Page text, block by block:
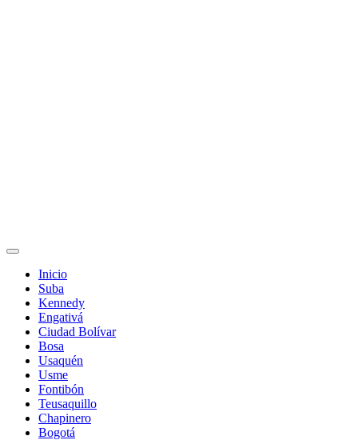
Inicio
Suba
Kennedy
Engativá
Ciudad Bolívar
Bosa
Usaquén
Usme
Fontibón
Teusaquillo
Chapinero
Bogotá